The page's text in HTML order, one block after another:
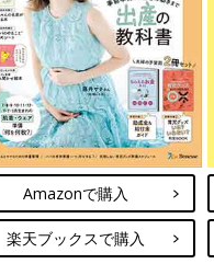
Amazonで購入
楽天ブックスで購入